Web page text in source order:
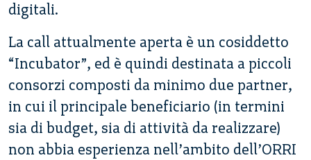
digitali.
La call attualmente aperta è un cosiddetto
“Incubator”, ed è quindi destinata a piccoli
consorzi composti da minimo due partner,
in cui il principale beneficiario (in termini
sia di budget, sia di attività da realizzare)
non abbia esperienza nell’ambito dell’ORRI